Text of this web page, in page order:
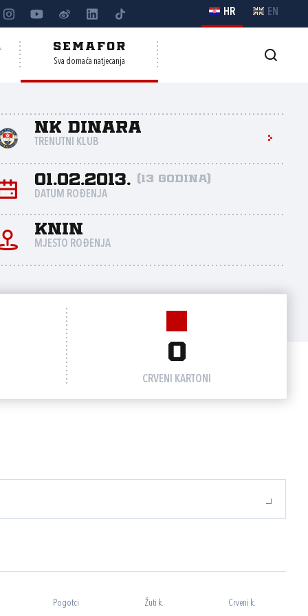
HR EN
SEMAFOR
Sva domaća natjecanja
NK Dinara
TRENUTNI KLUB
01.02.2013. (13 godina)
DATUM ROĐENJA
Knin
MJESTO ROĐENJA
0
CRVENI KARTONI
Pogotci Žuti k. Crveni k.